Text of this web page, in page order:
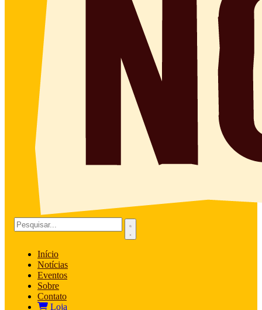
Início
Notícias
Eventos
Sobre
Contato
Loja